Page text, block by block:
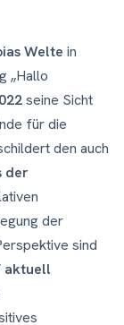
Welte in
„Hallo
seine Sicht
für die
den auch
der
der
sind
aktuell